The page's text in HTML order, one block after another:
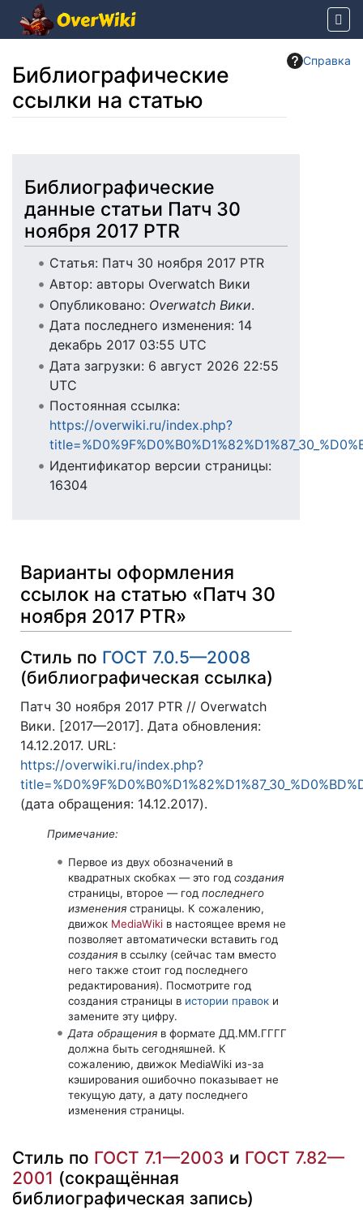
Справка
Библиографические
ссылки на статью
Библиографические
данные статьи Патч 30
ноября 2017 PTR
Статья: Патч 30 ноября 2017 PTR
Автор: авторы Overwatch Вики
Опубликовано: Overwatch Вики.
Дата последнего изменения: 14
декабрь 2017 03:55 UTC
Дата загрузки: 6 август 2026 22:55
UTC
Постоянная ссылка:
https://overwiki.ru/index.php?
Идентификатор версии страницы:
16304
Варианты оформления
ссылок на статью «Патч 30
ноября 2017 PTR»
Стиль по ГОСТ 7.0.5—2008
(библиографическая ссылка)
Патч 30 ноября 2017 PTR // Overwatch
Вики. [2017—2017]. Дата обновления:
14.12.2017. URL:
https://overwiki.ru/index.php?
(дата обращения: 14.12.2017).
Примечание:
Первое из двух обозначений в
квадратных скобках — это год создания
страницы, второе — год последнего
изменениястраницы. К сожалению,
движок MediaWikiв настоящее время не
позволяет автоматически вставить год
созданияв ссылку (сейчас там вместо
него также стоит год последнего
редактирования). Посмотрите год
создания страницы в истории правоки
замените эту цифру.
Дата обращенияв формате ДД.ММ.ГГГГ
должна быть сегодняшней. К
сожалению, движок MediaWiki из-за
кэширования ошибочно показывает не
текущую дату, а дату последнего
изменения страницы.
Стиль по ГОСТ 7.1—2003 и ГОСТ 7.82—
2001 (сокращённая
библиографическая запись)